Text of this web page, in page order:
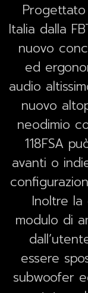
Italia dalla
nuovo
ed
audio
nuovo
neodimio
118FSA
avanti o
Inoltre
modulo di
essere
subwoofer